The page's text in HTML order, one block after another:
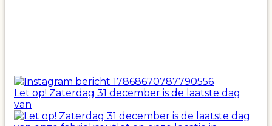
Let op! Zaterdag 31 december is de laatste dag
van